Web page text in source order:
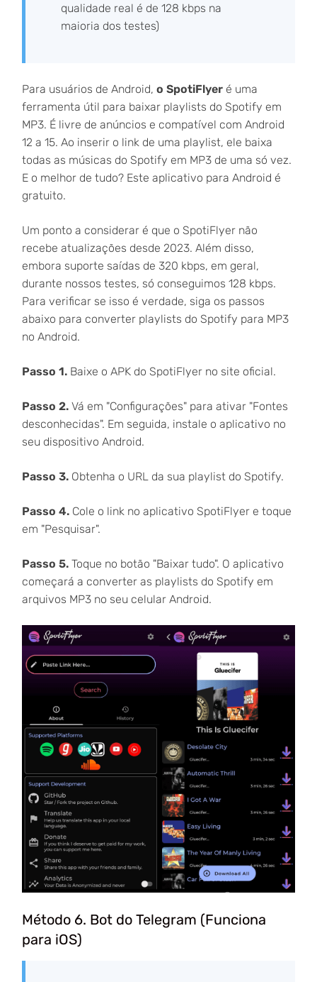
qualidade real é de 128 kbps na
maioria dos testes)
Para usuários de Android, o SpotiFlyeré uma
ferramenta útil para baixar playlists do Spotify em
MP3. É livre de anúncios e compatível com Android
12 a 15. Ao inserir o link de uma playlist, ele baixa
todas as músicas do Spotify em MP3 de uma só vez.
E o melhor de tudo? Este aplicativo para Android é
gratuito.
Um ponto a considerar é que o SpotiFlyer não
recebe atualizações desde 2023. Além disso,
embora suporte saídas de 320 kbps, em geral,
durante nossos testes, só conseguimos 128 kbps.
Para verificar se isso é verdade, siga os passos
abaixo para converter playlists do Spotify para MP3
no Android.
Passo 1.Baixe o APK do SpotiFlyer no site oficial.
Passo 2.Vá em "Configurações" para ativar "Fontes
desconhecidas". Em seguida, instale o aplicativo no
seu dispositivo Android.
Passo 3.Obtenha o URL da sua playlist do Spotify.
Passo 4.Cole o link no aplicativo SpotiFlyer e toque
em "Pesquisar".
Passo 5.Toque no botão "Baixar tudo". O aplicativo
começará a converter as playlists do Spotify em
arquivos MP3 no seu celular Android.
Método 6. Bot do Telegram (Funciona
para iOS)